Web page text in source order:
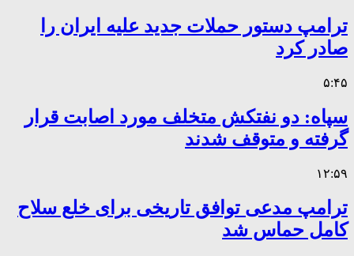
ترامپ دستور حملات جدید علیه ایران را
صادر کرد
۵:۴۵
سپاه: دو نفتکش متخلف مورد اصابت قرار
گرفته و متوقف شدند
۱۲:۵۹
ترامپ مدعی توافق تاریخی برای خلع سلاح
کامل حماس شد